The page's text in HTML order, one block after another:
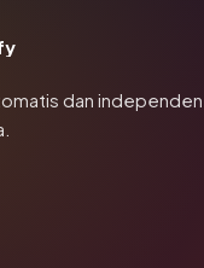
dan independen